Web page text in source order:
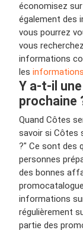
économisez
également des
vous pourrez
vous
informations
les
Y a-t-il
prochaine
Quand Côtes
savoir si Côtes
?" Ce sont des
personnes
des bonnes
informations
régulièrement
partie des